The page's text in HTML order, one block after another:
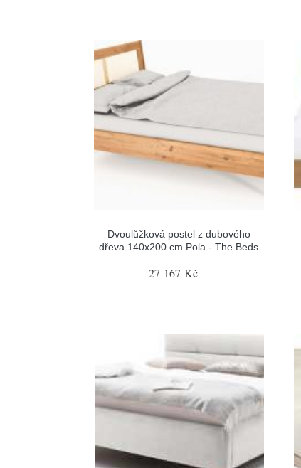
Dvoulůžková postel z dubového
dřeva 140x200 cm Pola - The Beds
27 167 Kč